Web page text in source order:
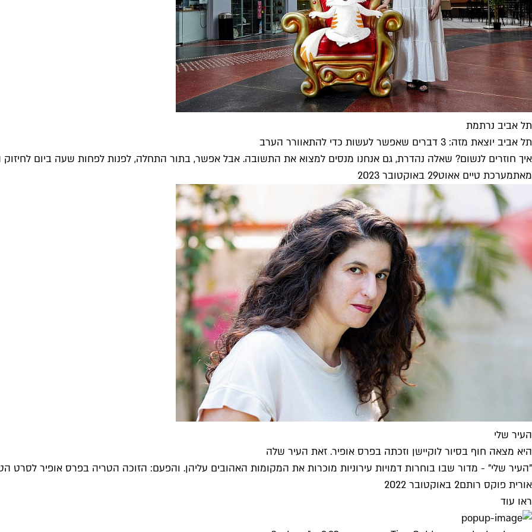
תל אביב נרתמת
תל אביב יוצאת מזה: 3 דברים שאפשר לעשות כדי להתאוורר הערב
איך חוזרים לנשום? שאלה נהדרת, גם אנחנו מנסים למצוא את התשובה. אבל אפשר, בתור התחלה, לפנות לפחות שעה ביום לחיזוק
מאתמערכת טיים אאוט29 באוקטובר 2023
העיר שלי
היא מצאה חוף בסיור לוקיישן וזכתה בפרס אופיר. זאת העיר שלה
"העיר שלי" - מדור שבו בוחרות דמויות עירוניות מוכרות את המקומות האהובים עליהן. והפעם: הזוכה הטריה בפרס אופיר לסרט
אורית פוקס רותם2 באוקטובר 2022
ראו עוד